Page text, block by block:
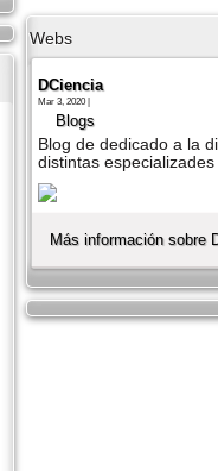
Webs
DCiencia
Mar 3, 2020 |
Blogs
Blog de dedicado a la
distintas
Más información sobre